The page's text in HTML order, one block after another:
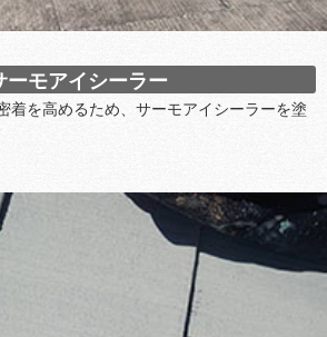
ーモアイシーラー
着を高めるため、サーモアイシーラーを塗